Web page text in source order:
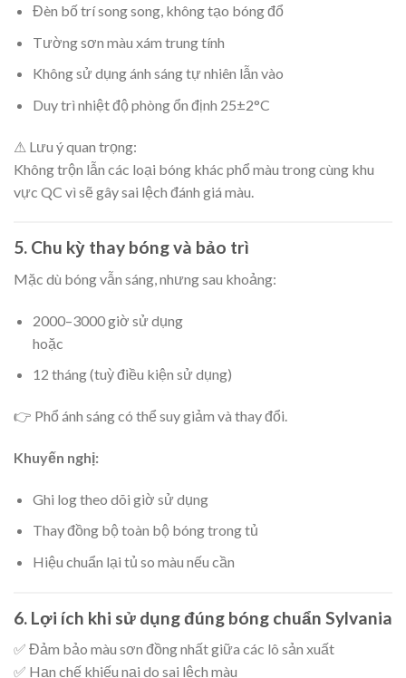
Đèn bố trí song song, không tạo bóng đổ
Tường sơn màu xám trung tính
Không sử dụng ánh sáng tự nhiên lẫn vào
Duy trì nhiệt độ phòng ổn định 25±2°C
⚠ Lưu ý quan trọng:
Không trộn lẫn các loại bóng khác phổ màu trong cùng khu
vực QC vì sẽ gây sai lệch đánh giá màu.
5. Chu kỳ thay bóng và bảo trì
Mặc dù bóng vẫn sáng, nhưng sau khoảng:
2000–3000 giờ sử dụng
hoặc
12 tháng (tuỳ điều kiện sử dụng)
👉 Phổ ánh sáng có thể suy giảm và thay đổi.
Khuyến nghị:
Ghi log theo dõi giờ sử dụng
Thay đồng bộ toàn bộ bóng trong tủ
Hiệu chuẩn lại tủ so màu nếu cần
6. Lợi ích khi sử dụng đúng bóng chuẩn Sylvania
✅ Đảm bảo màu sơn đồng nhất giữa các lô sản xuất
✅ Hạn chế khiếu nại do sai lệch màu